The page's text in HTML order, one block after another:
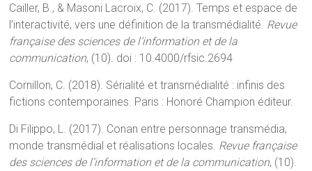
Cailler, B., & Masoni Lacroix, C. (2017). Temps et espace de
l’interactivité, vers une définition de la transmédialité. Revue
française des sciences de l’information et de la
communication, (10). doi : 10.4000/rfsic.2694
Cornillon, C. (2018). Sérialité et transmédialité : infinis des
fictions contemporaines. Paris : Honoré Champion éditeur.
Di Filippo, L. (2017). Conan entre personnage transmédia,
monde transmédial et réalisations locales. Revue française
des sciences de l’information et de la communication, (10).